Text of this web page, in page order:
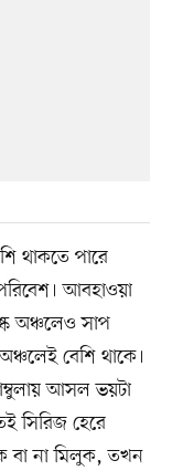
থাকতে পারে
আবহাওয়া
অঞ্চলেও সাপ
বেশি থাকে।
আসল ভয়টা
সিরিজ হেরে
বা না মিলুক, তখন